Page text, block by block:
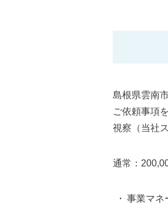
島根県雲南
ご依頼事項を
視察（当社
通常：
・ 事業マ